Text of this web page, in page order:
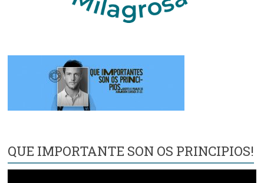
QUE IMPORTANTE SON OS PRINCIPIOS!